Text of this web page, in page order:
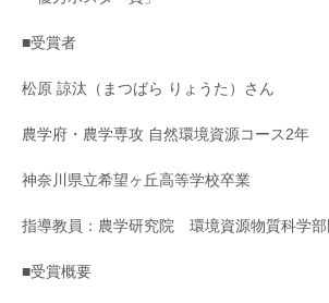
■受賞者
松原 諒汰（まつばら りょうた）さん
農学府・農学専攻 自然環境資源コース2年
神奈川県立希望ヶ丘高等学校卒業
指導教員：農学研究院 環境資源物質科
■受賞概要